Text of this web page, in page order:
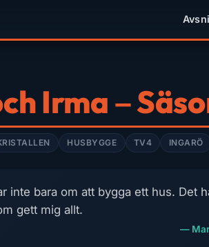
Irma –
HUSBYGGE TV4 INGARÖ
inte bara om att bygga ett hus. Det
gett mig allt.
—